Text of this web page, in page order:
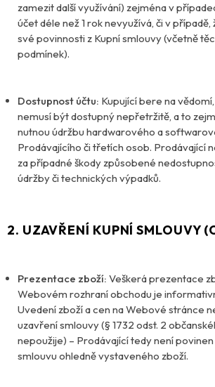
zamezit další využívání) zejména v
účet déle než 1 rok nevyužívá, či v případě,
své povinnosti z Kupní smlouvy (včetně
podmínek).
Dostupnost účtu: Kupující bere na
nemusí být dostupný nepřetržitě, a to
nutnou údržbu hardwarového a
Prodávajícího či třetích osob. Prodávající
za případné škody způsobené
údržby či technických výpadků.
2. UZAVŘENÍ KUPNÍ SMLOUVY
Prezentace zboží: Veškerá prezentace
Webovém rozhraní obchodu je
Uvedení zboží a cen na Webové stránce
uzavření smlouvy (§ 1732 odst. 2
nepoužije) – Prodávající tedy není
smlouvu ohledně vystaveného zboží.